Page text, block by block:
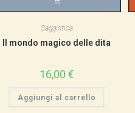
Saggistica
Il mondo magico delle dita
16,00 €
Aggiungi al carrello